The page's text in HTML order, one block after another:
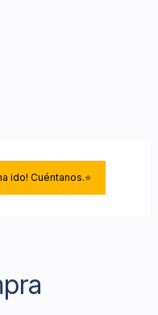
ido! Cuéntanos.⭐